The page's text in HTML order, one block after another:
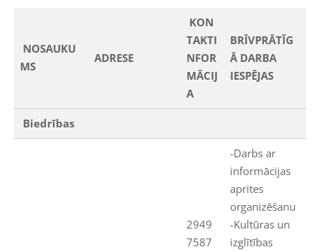
NOSAUKU
MS
ADRESE
KON
TAKTI
NFOR
MĀCIJ
A
BRĪVPRĀTĪG
Ā DARBA
IESPĒJAS
Biedrības
2949
7587
-Darbs ar
informācijas
aprites
organizēšanu
-Kultūras un
izglītības